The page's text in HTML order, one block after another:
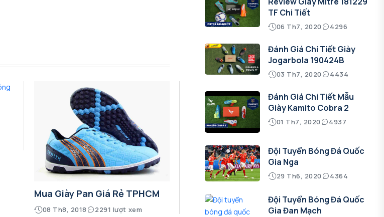
Mua Giày Pan Giá Rẻ TPHCM
08 Th8, 2018 2291 lượt xem
TF Chi Tiết
06 Th7, 2020 4296
Đánh Giá Chi Tiết Giày
Jogarbola 190424B
03 Th7, 2020 4434
Đánh Giá Chi Tiết Mẫu
Giày Kamito Cobra 2
01 Th7, 2020 4937
Đội Tuyển Bóng Đá Quốc
Gia Nga
29 Th6, 2020 4364
Đội Tuyển Bóng Đá Quốc
Gia Đan Mạch